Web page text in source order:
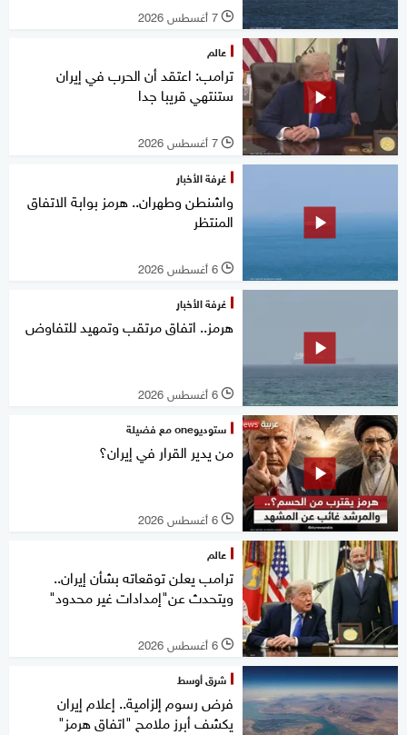
l 7 أغسطس 2026
عالم
ترامب: اعتقد أن الحرب في إيران
ستنتهي قريبا جدا
l 7 أغسطس 2026
غرفة الأخبار
واشنطن وطهران.. هرمز بوابة الاتفاق
المنتظر
l 6 أغسطس 2026
غرفة الأخبار
هرمز.. اتفاق مرتقب وتمهيد للتفاوض
l 6 أغسطس 2026
ستوديوone مع فضيلة
من يدير القرار في إيران؟
l 6 أغسطس 2026
عالم
ترامب يعلن توقعاته بشأن إيران..
ويتحدث عن"إمدادات غير محدود"
l 6 أغسطس 2026
شرق أوسط
فرض رسوم إلزامية.. إعلام إيران
يكشف أبرز ملامح "اتفاق هرمز"